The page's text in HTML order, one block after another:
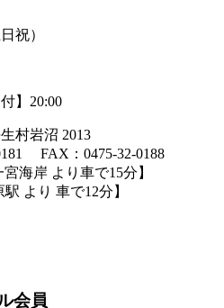
祝）
】20:00
村岩沼 2013
FAX：0475-32-0188
宮海岸 より車で15分】
駅 より 車で12分】